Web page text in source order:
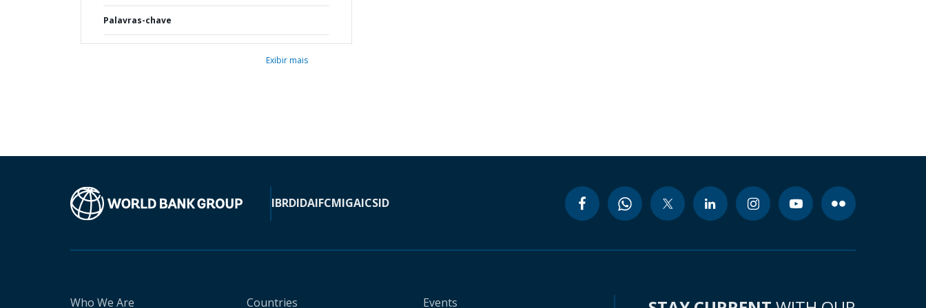
Palavras-chave
Exibir mais
IBRDIDAIFCMIGAICSID
Who We Are Countries Events